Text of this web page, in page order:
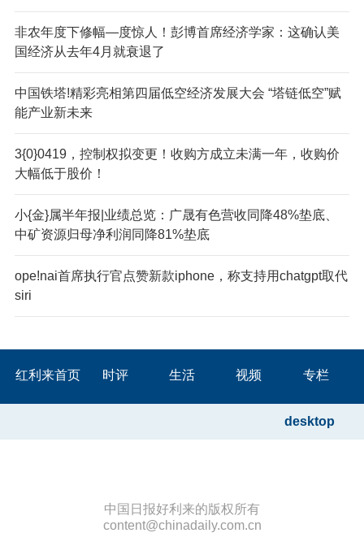
非农年度下修幅—度惊人！彭博首席经济学家：这确认美
国经济从去年4月就衰退了
中国铁塔!精彩亮相第四届低空经济发展大会 “塔链低空”赋
能产业新未来
3{0}0419，控制权拟变更！收购方成立未满一年，收购价
大幅低于股价！
小{金}属半年报|业绩总览：广晟有色营收同降48%垫底、
中矿资源归母净利润同降81%垫底
ope!nai首席执行官点赞新款iphone，称支持用chatgpt取代
siri
红利来首页 时评 生活 视频 专栏
desktop
中国日报好利来的版权所有
content@chinadaily.com.cn